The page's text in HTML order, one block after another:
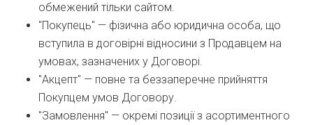
обмежений тільки сайтом.
"Покупець" — фізична або юридична особа, що
вступила в договірні відносини з Продавцем на
умовах, зазначених у Договорі.
"Акцепт" — повне та беззаперечне прийняття
Покупцем умов Договору.
"Замовлення" — окремі позиції з асортиментного